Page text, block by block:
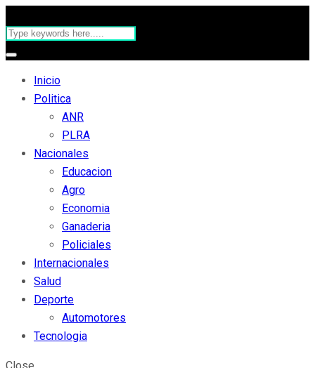
Inicio
Politica
ANR
PLRA
Nacionales
Educacion
Agro
Economia
Ganaderia
Policiales
Internacionales
Salud
Deporte
Automotores
Tecnologia